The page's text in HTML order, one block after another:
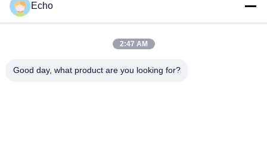
Kawat Tembaga Bulat Berenamel Poliuretan 0,06Mm
155°C/180°C untuk Padatan Terisolasi Tembaga Kemurnian
Tinggi
Kawat Magnet Tembaga Berenamel 0,032mm Untuk Sensor
Echo
2:47 AM
Good day, what product are you looking for?